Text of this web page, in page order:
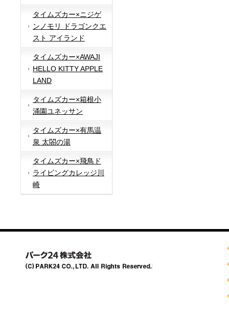
タイムズカー×ニジゲ
ンノモリ ドラゴンクエ
スト アイランド
タイムズカー×AWAJI
HELLO KITTY APPLE
LAND
タイムズカー×箱根小
涌園ユネッサン
タイムズカー×有馬温
泉 太閤の湯
タイムズカー×飛鳥ド
ライビングカレッジ川
崎